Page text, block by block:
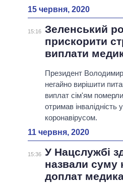
15 червня, 2020
15:16 Зеленський
прискорити
виплати
Президент
негайно вирішити
виплат сім'ям
отримав інвалідність
коронавірусом.
11 червня, 2020
15:36 У Нацслужбі
назвали суму
доплат